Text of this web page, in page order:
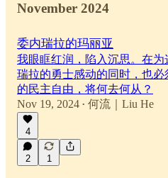
November 2024
委内瑞拉的玛丽亚
我眼眶红润，陷入沉思。在为
瑞拉的勇士感动的同时，也必
的民主自由，将何去何从？
Nov 19, 2024 • 何流｜Liu He
4
2 1